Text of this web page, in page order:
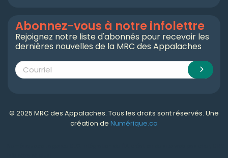
Abonnez-vous à notre infolettre
Rejoignez notre liste d'abonnés pour recevoir les
dernières nouvelles de la MRC des Appalaches
© 2025 MRC des Appalaches. Tous les droits sont réservés. Une
création de Numérique.ca